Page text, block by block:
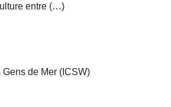
entre (…)
de Mer (ICSW)